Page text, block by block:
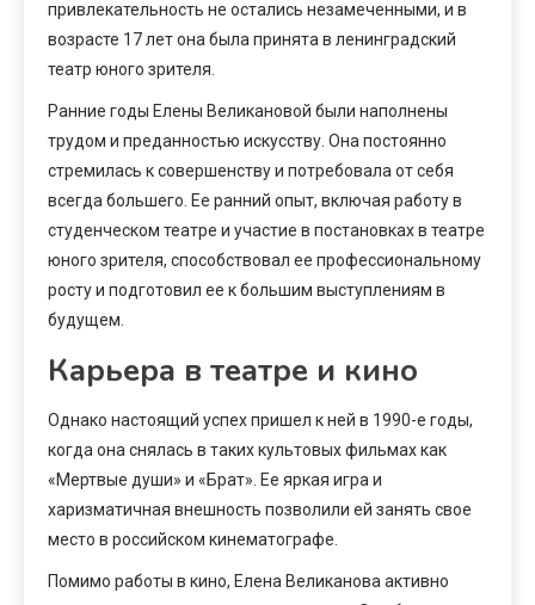
привлекательность не остались незамеченными, и в
возрасте 17 лет она была принята в ленинградский
театр юного зрителя.
Ранние годы Елены Великановой были наполнены
трудом и преданностью искусству. Она постоянно
стремилась к совершенству и потребовала от себя
всегда большего. Ее ранний опыт, включая работу в
студенческом театре и участие в постановках в театре
юного зрителя, способствовал ее профессиональному
росту и подготовил ее к большим выступлениям в
будущем.
Карьера в театре и кино
Однако настоящий успех пришел к ней в 1990-е годы,
когда она снялась в таких культовых фильмах как
«Мертвые души» и «Брат». Ее яркая игра и
харизматичная внешность позволили ей занять свое
место в российском кинематографе.
Помимо работы в кино, Елена Великанова активно